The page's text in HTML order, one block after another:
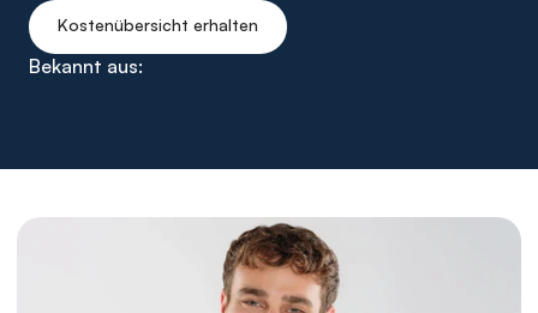
Kostenübersicht erhalten
Bekannt aus: